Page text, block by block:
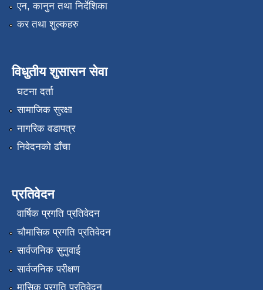
एन, कानुन तथा निर्देशिका
कर तथा शुल्कहरु
विधुतीय शुसासन सेवा
घटना दर्ता
सामाजिक सुरक्षा
नागरिक वडापत्र
निवेदनको ढाँचा
प्रतिवेदन
वार्षिक प्रगति प्रतिवेदन
चौमासिक प्रगति प्रतिवेदन
सार्वजनिक सुनुवाई
सार्वजनिक परीक्षण
मासिक प्रगति प्रतिवेदन